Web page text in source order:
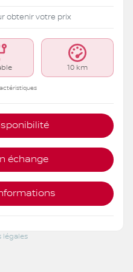
obtenir votre prix
10 km
échange
légales